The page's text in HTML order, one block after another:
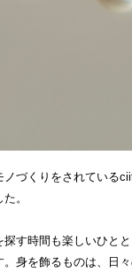
づくりをされている
。
す時間も楽しいひとと
身を飾るものは、日